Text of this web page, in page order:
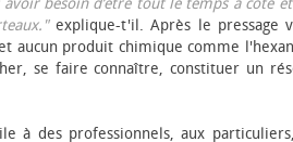
avoir besoin d’être tout le temps à côté
explique-t'il. Après le pressage
aucun produit chimique comme
se faire connaître, constituer un
à des professionnels, aux